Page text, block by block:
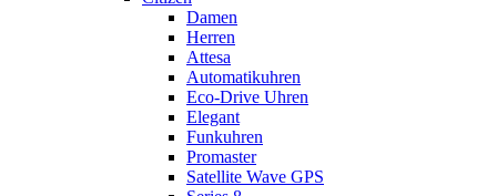
Damen
Herren
Attesa
Automatikuhren
Eco-Drive Uhren
Elegant
Funkuhren
Promaster
Satellite Wave GPS